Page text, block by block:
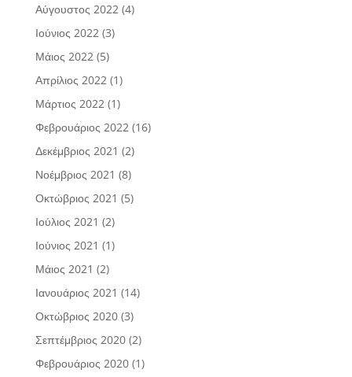
Αύγουστος 2022(4)
Ιούνιος 2022(3)
Μάιος 2022(5)
Απρίλιος 2022(1)
Μάρτιος 2022(1)
Φεβρουάριος 2022(16)
Δεκέμβριος 2021 (2)
Νοέμβριος 2021 (8)
Οκτώβριος 2021 (5)
Ιούλιος 2021 (2)
Ιούνιος 2021 (1)
Μάιος 2021 (2)
Ιανουάριος 2021 (14)
Οκτώβριος 2020(3)
Σεπτέμβριος 2020(2)
Φεβρουάριος 2020(1)